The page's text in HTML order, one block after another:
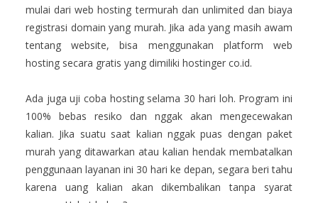
mulai dari web hosting termurah dan unlimited dan biaya
registrasi domain yang murah. Jika ada yang masih awam
tentang website, bisa menggunakan platform web
hosting secara gratis yang dimiliki hostinger co.id.
Ada juga uji coba hosting selama 30 hari loh. Program ini
100% bebas resiko dan nggak akan mengecewakan
kalian. Jika suatu saat kalian nggak puas dengan paket
murah yang ditawarkan atau kalian hendak membatalkan
penggunaan layanan ini 30 hari ke depan, segara beri tahu
karena uang kalian akan dikembalikan tanpa syarat